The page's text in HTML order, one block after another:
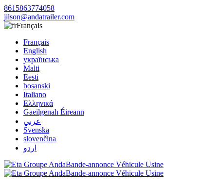
8615863774058
jilson@andatrailer.com
Français
Français
English
українська
Malti
Eesti
bosanski
Italiano
Ελληνικά
Gaeilgenah Éireann
عربي
Svenska
slovenčina
اردو